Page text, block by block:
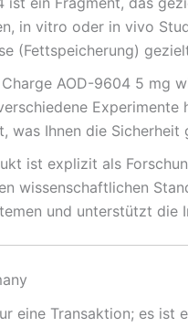
in vitro oder in vivo
(Fettspeicherung)
AOD-9604 5 mg
was Ihnen die
ist explizit als
wissenschaftlichen
und unterstützt die
eine Transaktion; es